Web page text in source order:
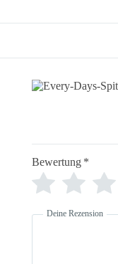
Bewertung *
Deine Rezension